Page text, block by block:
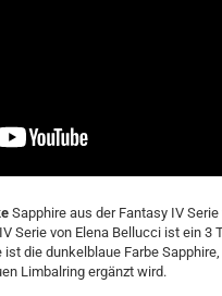
Sapphire aus der Fantasy IV
Serie von Elena Bellucci ist ein
die dunkelblaue Farbe
Limbalring ergänzt wird.